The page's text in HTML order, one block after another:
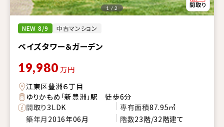
NEW 8/9 中古マンション
ベイズタワー＆ガーデン
1 / 2
19,980 万円
江東区豊洲６丁目
ゆりかもめ「新豊洲」駅 徒歩6分
間取り3LDK 専有面積87.95㎡
築年月 2016年06月 階数23階/32階建て